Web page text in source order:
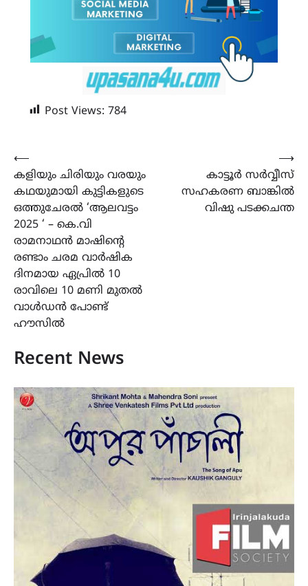
Post Views: 784
Post
navigation
⟵
കളിയും ചിരിയും വരയും
കഥയുമായി കുട്ടികളുടെ
ഒത്തുചേരൽ ‘ആലവട്ടം
2025 ‘ – കെ.വി
രാമനാഥൻ മാഷിൻ്റെ
രണ്ടാം ചരമ വാർഷിക
ദിനമായ ഏപ്രിൽ 10
രാവിലെ 10 മണി മുതൽ
വാൾഡൻ പോണ്ട്
ഹൗസിൽ
കാട്ടൂര്‍ സര്‍വ്വീസ്
സഹകരണ ബാങ്കിൽ
വിഷു പടക്കചന്ത
⟶
Recent News